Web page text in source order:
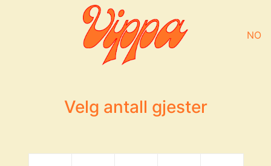
NO
Velg antall gjester